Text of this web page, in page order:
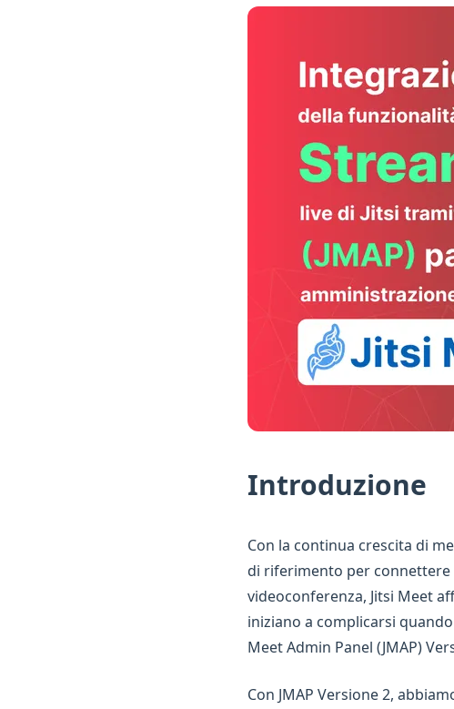
Introduzione
Con la continua crescita di
di riferimento per
videoconferenza, Jitsi Meet
iniziano a complicarsi
Meet Admin Panel (JMAP)
Con JMAP Versione 2,